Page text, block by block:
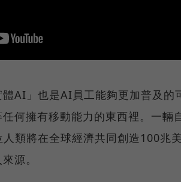
體AI」也是AI員工能夠更加普及
何擁有移動能力的東西裡。一輛
類將在全球經濟共同創造100兆
源。